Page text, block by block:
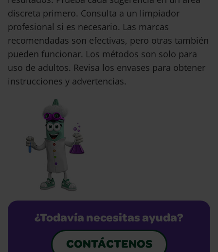
discreta primero. Consulta a un limpiador
profesional si es necesario. Las marcas
recomendadas son efectivas, pero otras también
pueden funcionar. Los métodos son solo para
uso de adultos. Revisa los envases para obtener
instrucciones y advertencias.
¿Todavía necesitas ayuda?
CONTÁCTENOS